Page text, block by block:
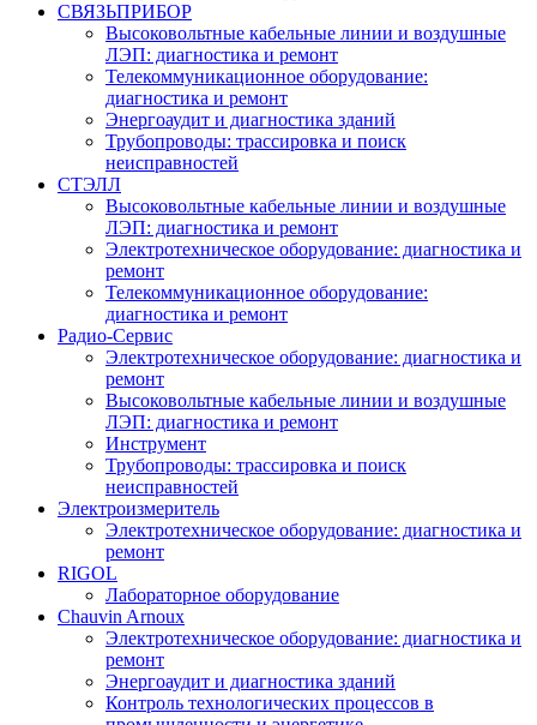
СВЯЗЬПРИБОР
Высоковольтные кабельные линии и воздушные
ЛЭП: диагностика и ремонт
Телекоммуникационное оборудование:
диагностика и ремонт
Энергоаудит и диагностика зданий
Трубопроводы: трассировка и поиск
неисправностей
СТЭЛЛ
Высоковольтные кабельные линии и воздушные
ЛЭП: диагностика и ремонт
Электротехническое оборудование: диагностика и
ремонт
Телекоммуникационное оборудование:
диагностика и ремонт
Радио-Cервис
Электротехническое оборудование: диагностика и
ремонт
Высоковольтные кабельные линии и воздушные
ЛЭП: диагностика и ремонт
Инструмент
Трубопроводы: трассировка и поиск
неисправностей
Электроизмеритель
Электротехническое оборудование: диагностика и
ремонт
RIGOL
Лабораторное оборудование
Chauvin Arnoux
Электротехническое оборудование: диагностика и
ремонт
Энергоаудит и диагностика зданий
Контроль технологических процессов в